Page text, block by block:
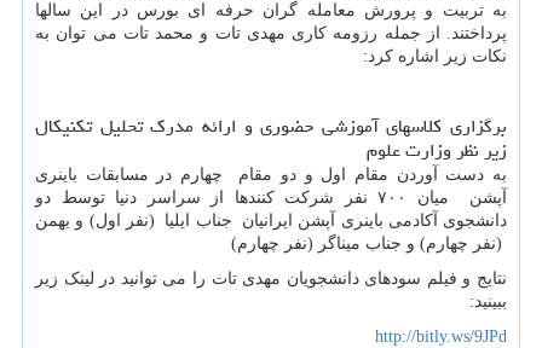
به تربیت و پرورش معامله گران حرفه ای بورس در این سالها
پرداختند. از جمله رزومه کاری مهدی تات و محمد تات می توان به
نکات زیر اشاره کرد:
برگزاری کلاسهای آموزشی حضوری و ارائه مدرک تحلیل تکنیکال
زیر نظر وزارت علوم
به دست آوردن مقام اول و دو مقام چهارم در مسابقات باینری
آپشن میان ۷۰۰ نفر شرکت کنندها از سراسر دنیا توسط دو
دانشجوی آکادمی باینری آپشن ایرانیان جناب ایلیا (نفر اول) و بهمن
(نفر چهارم) و جناب میناگر (نفر چهارم)
نتایج و فیلم سودهای دانشجویان مهدی تات را می توانید در لینک زیر
ببینید:
http://bitly.ws/9JPd